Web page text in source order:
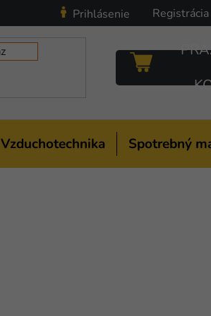
Prihlásenie Registrácia
NÁKUPNÝ
KOŠÍK
Vzduchotechnika Spotrebný